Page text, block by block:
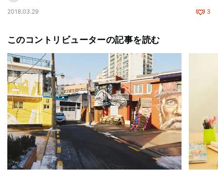
2018.03.29 3
このコントリビューターの記事を読む